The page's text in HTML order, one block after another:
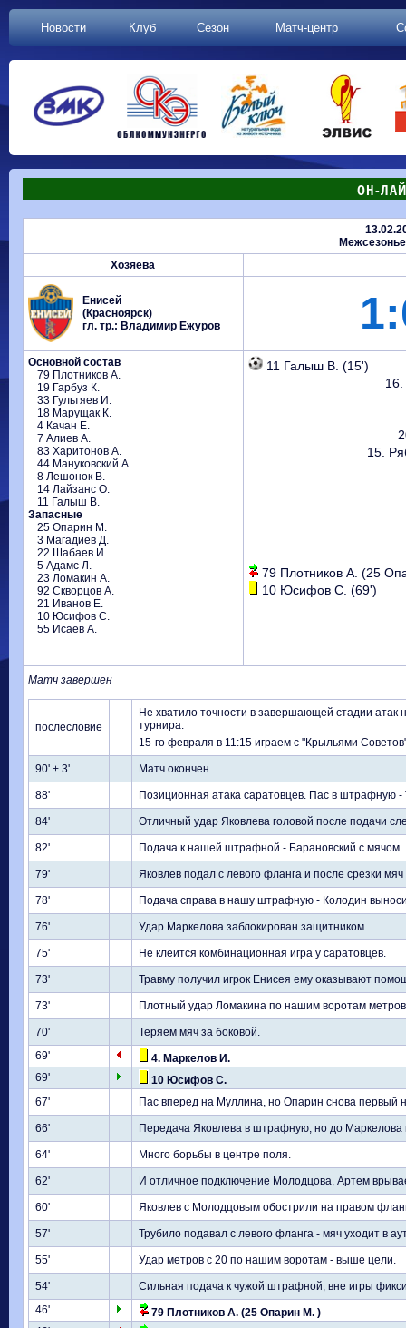
Новости Клуб Сезон Матч-центр
ОН-
Хозяева
Енисей
(Красноярск)
гл. тр.: Владимир Ежуров
Основной состав
79 Плотников А.
19 Гарбуз К.
33 Гультяев И.
18 Марущак К.
4 Качан Е.
7 Алиев А.
83 Харитонов А.
44 Мануковский А.
8 Лешонок В.
14 Лайзанс О.
11 Галыш В.
Запасные
25 Опарин М.
3 Магадиев Д.
22 Шабаев И.
5 Адамс Л.
23 Ломакин А.
92 Скворцов А.
21 Иванов Е.
10 Юсифов С.
55 Исаев А.
11 Галыш В. (15')
15.
79 Плотников А. (25
10 Юсифов С. (69')
Матч завершен
послесловие
Не хватило точности в завершающей стадии
турнира.
15-го февраля в 11:15 играем с "Крыльями
90' + 3' Матч окончен.
88' Позиционная атака саратовцев. Пас в штрафную
84' Отличный удар Яковлева головой после подачи
82' Подача к нашей штрафной - Барановский с мячом.
79' Яковлев подал с левого фланга и после срезки
78' Подача справа в нашу штрафную - Колодин
76' Удар Маркелова заблокирован защитником.
75' Не клеится комбинационная игра у саратовцев.
73' Травму получил игрок Енисея ему оказывают
73' Плотный удар Ломакина по нашим воротам метров
70'
Теряем мяч за боковой.
69'
4. Маркелов И.
69'
10 Юсифов С.
67'
Пас вперед на Муллина, но Опарин снова первый
66' Передача Яковлева в штрафную, но до
64' Много борьбы в центре поля.
62' И отличное подключение Молодцова, Артем
60' Яковлев с Молодцовым обострили на правом
57' Трубило подавал с левого фланга - мяч уходит в
55' Удар метров с 20 по нашим воротам - выше цели.
54'
Сильная подача к чужой штрафной, вне игры
46'
79 Плотников А. (25 Опарин М. )